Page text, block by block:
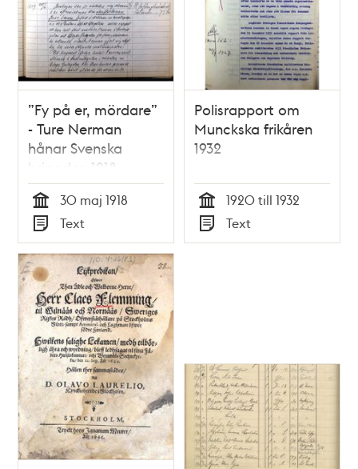
”Fy på er, mördare”
- Ture Nerman
hånar Svenska
brigaden 1918
Tid
30 maj 1918
Typ
Text
Polisrapport om
Munckska frikåren
1932
Tid
1920 till 1932
Typ
Text